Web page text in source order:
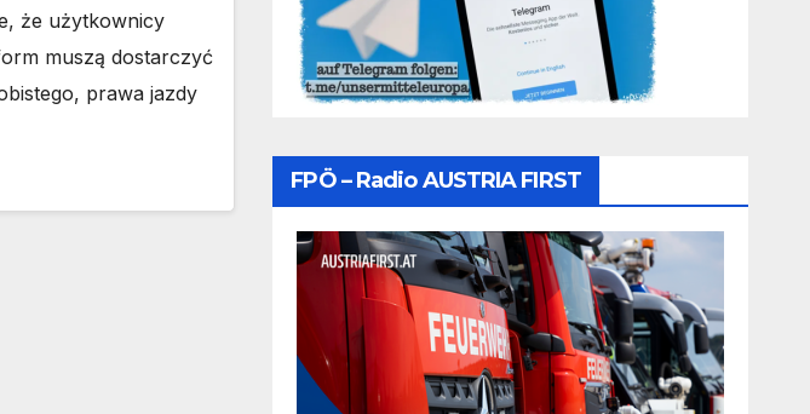
że użytkownicy
muszą dostarczyć
prawa jazdy
FPÖ – Radio AUSTRIA FIRST